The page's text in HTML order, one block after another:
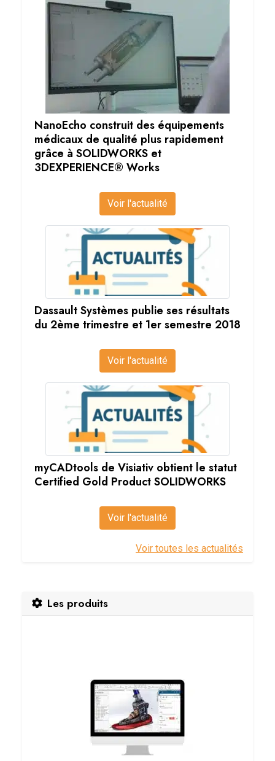
NanoEcho construit des équipements
médicaux de qualité plus rapidement
grâce à SOLIDWORKS et
3DEXPERIENCE® Works
Voir l'actualité
Dassault Systèmes publie ses résultats
du 2ème trimestre et 1er semestre 2018
Voir l'actualité
myCADtools de Visiativ obtient le statut
Certified Gold Product SOLIDWORKS
Voir l'actualité
Voir toutes les actualités
Les produits